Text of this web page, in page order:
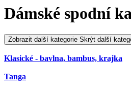
Dámské spodní
Zobrazit další kategorie Skrýt další
Klasické - bavlna, bambus, krajka
Tanga